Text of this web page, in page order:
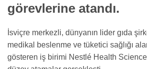
görevlerine atandı.
İsviçre merkezli, dünyanın lider gıda
medikal beslenme ve tüketici sağlığı
gösteren iş birimi Nestlé Health